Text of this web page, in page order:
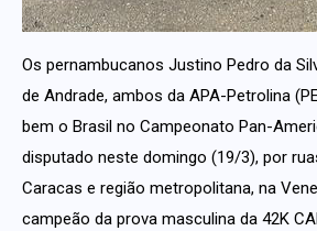
Os pernambucanos Justino Pedro da
de Andrade, ambos da APA-Petrolina
bem o Brasil no Campeonato Pan-
disputado neste domingo (19/3), por
Caracas e região metropolitana, na
campeão da prova masculina da 42K